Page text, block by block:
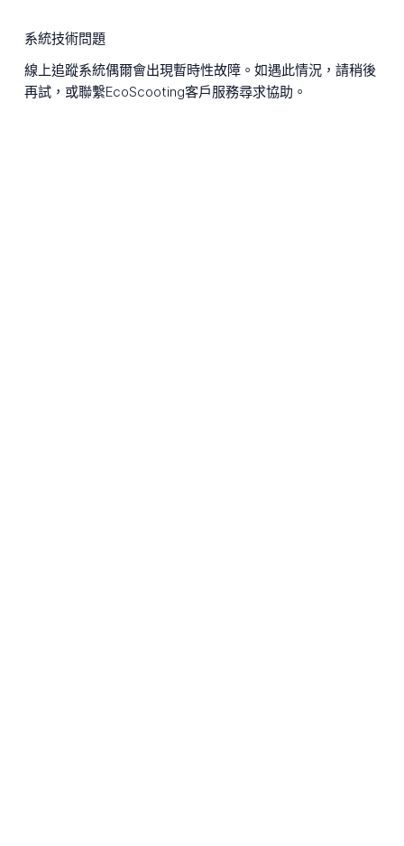
系統技術問題
線上追蹤系統偶爾會出現暫時性故障。如遇此情況，請稍後
再試，或聯繫EcoScooting客戶服務尋求協助。